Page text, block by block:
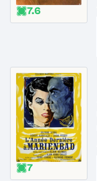
7.6
7